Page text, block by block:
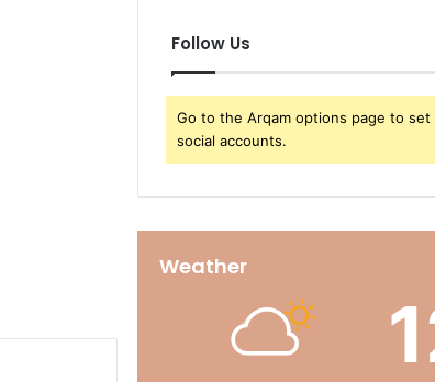
Follow Us
Go to the Arqam options page to set
social accounts.
Weather